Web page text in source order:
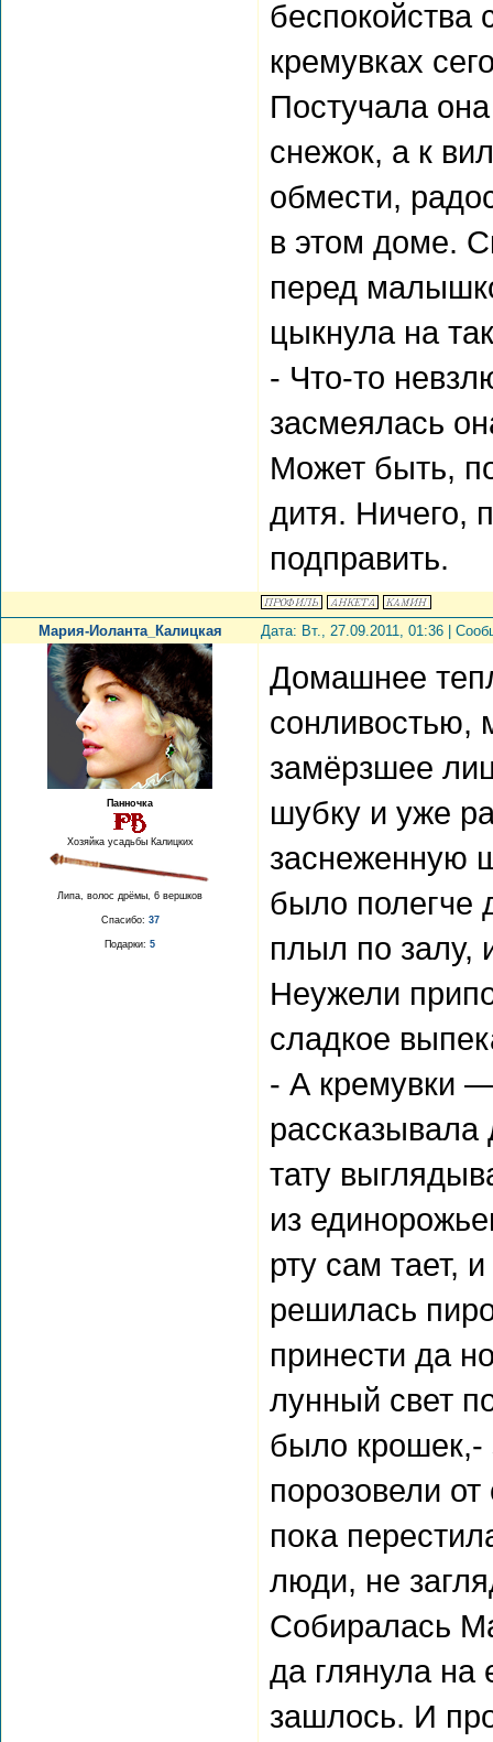
беспокойства
кремувках
Постучала
снежок, а к
обмести,
в этом доме.
перед
цыкнула на
- Что-то
засмеялась
Может быть,
дитя. Ничего,
подправить.
Мария-Иоланта_Калицкая Дата: Вт., 27.09.2011, 01:36 |
Панночка
Хозяйка усадьбы Калицких
Липа, волос дрёмы, 6 вершков
Спасибо: 37
Подарки: 5
Домашнее
сонливостью,
замёрзшее
шубку и уже
заснеженную
было полегче
плыл по залу,
Неужели
сладкое
- А кремувки
тату
из
рту сам тает,
решилась
принести да
лунный свет
было крошек,-
порозовели
пока
люди, не
Собиралась
да глянула
зашлось. И